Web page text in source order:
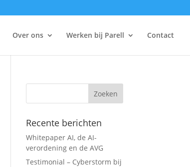
Over ons Werken bij Parell Contact
Recente berichten
Whitepaper AI, de AI-
verordening en de AVG
Testimonial – Cyberstorm bij